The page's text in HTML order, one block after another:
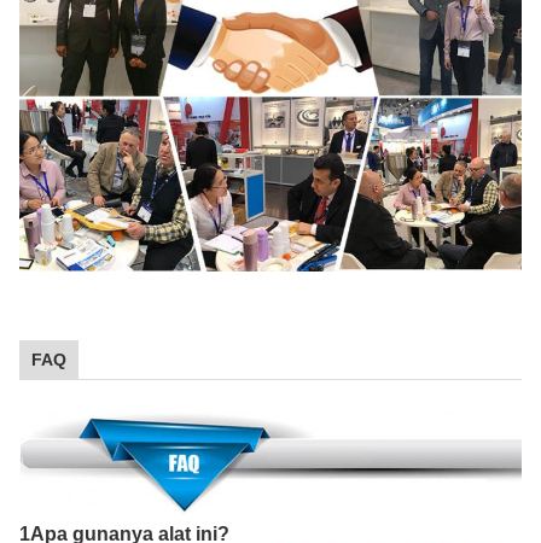
FAQ
1Apa gunanya alat ini?